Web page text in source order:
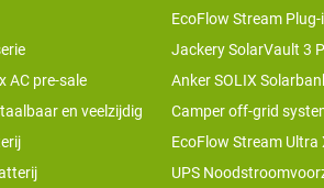
AC pre-sale
en veelzijdig
EcoFlow Stream
Jackery SolarVault 3
Anker SOLIX
Camper off-grid
EcoFlow Stream
UPS